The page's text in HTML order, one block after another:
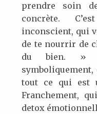
prendre soin
concrète.
inconscient, qui
de te nourrir de
du bien. »
tout ce qui est
Franchement,
detox